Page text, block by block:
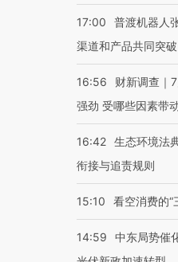
17:00
普渡机器人
渠道和产品共同突破
16:56
财新调查｜
强劲 受哪些因素带
16:42 生态环境法
衔接与追责规则
15:10 看空消费的“
14:59
中东局势催